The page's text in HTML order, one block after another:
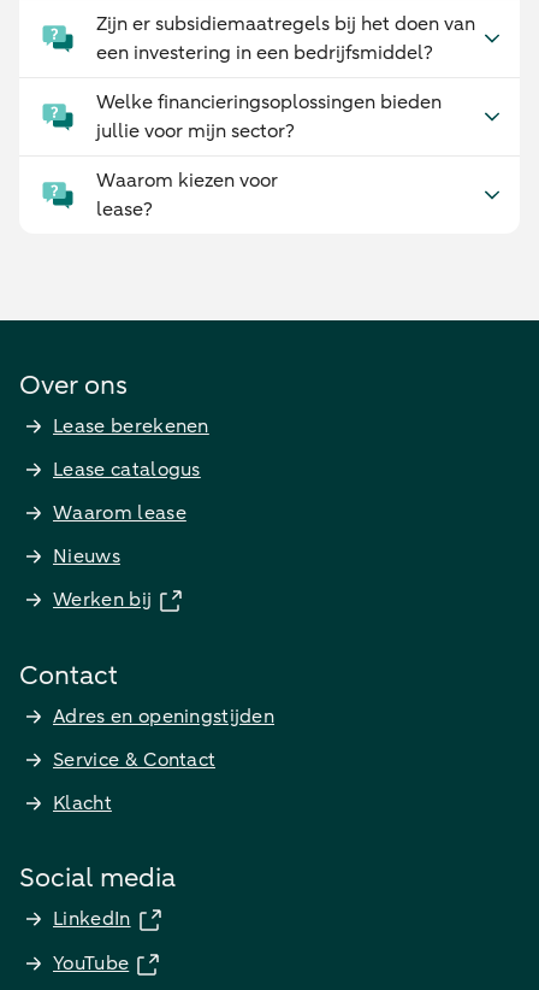
Zijn er subsidiemaatregels bij het doen van
een investering in een bedrijfsmiddel?
Welke financieringsoplossingen bieden
jullie voor mijn sector?
Waarom kiezen voor
lease?
Over ons
Lease berekenen
Lease catalogus
Waarom lease
Nieuws
Werken bij
Contact
Adres en openingstijden
Service & Contact
Klacht
Social media
LinkedIn
YouTube